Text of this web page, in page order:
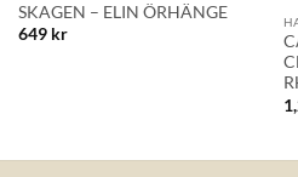
SKAGEN – ELIN ÖRHÄNGE
649 kr